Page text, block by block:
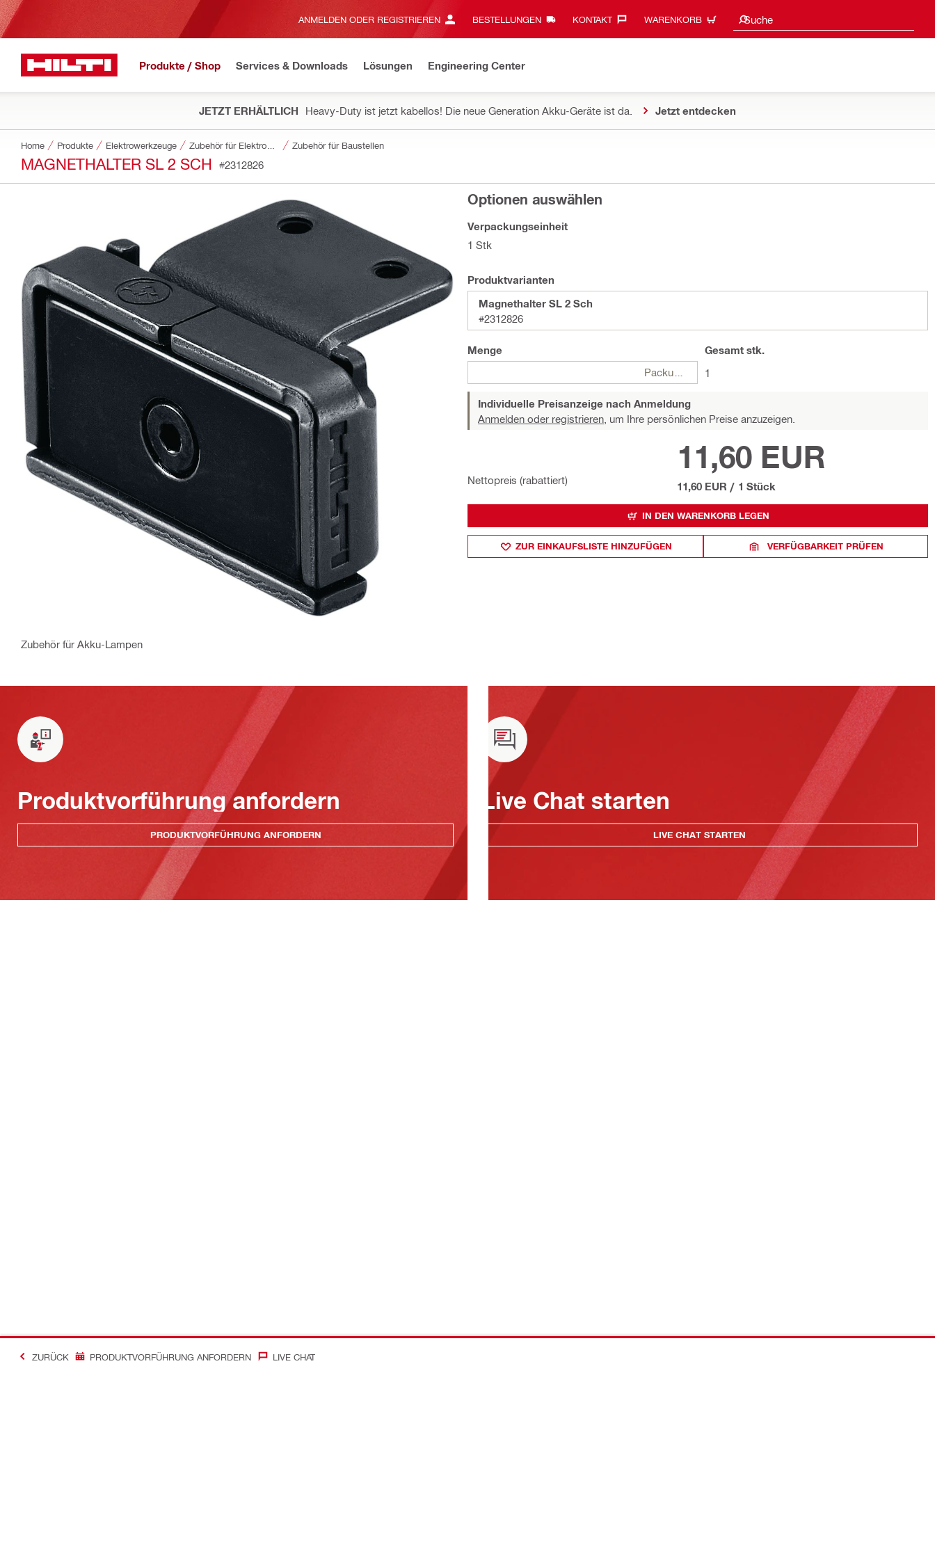
ANMELDEN ODER REGISTRIEREN BESTELLUNGEN KONTAKT‎ WARENKORB Suche
Suchvorschläge
Produkte / Shop Services & Downloads Lösungen Engineering Center
JETZT ERHÄLTLICH Heavy-Duty ist jetzt kabellos! Die neue Generation Akku-Geräte ist da. Jetzt entdecken
Home Produkte Elektrowerkzeuge Zubehör für Baustellen
MAGNETHALTER SL 2 SCH #2312826
Zubehör für Akku-Lampen
Optionen auswählen
Verpackungseinheit
1 Stk
Produktvarianten
Magnethalter SL 2 Sch
#2312826
Menge
Gesamt stk.
1
Individuelle Preisanzeige nach Anmeldung
Anmelden oder registrieren, um Ihre persönlichen Preise anzuzeigen.
Nettopreis (rabattiert)
11,60 EUR
11,60 EUR / 1 Stück
IN DEN WARENKORB LEGEN
ZUR EINKAUFSLISTE HINZUFÜGEN VERFÜGBARKEIT PRÜFEN
Produktvorführung anfordern
PRODUKTVORFÜHRUNG ANFORDERN
Live Chat starten
LIVE CHAT STARTEN
ZURÜCK PRODUKTVORFÜHRUNG ANFORDERN LIVE CHAT